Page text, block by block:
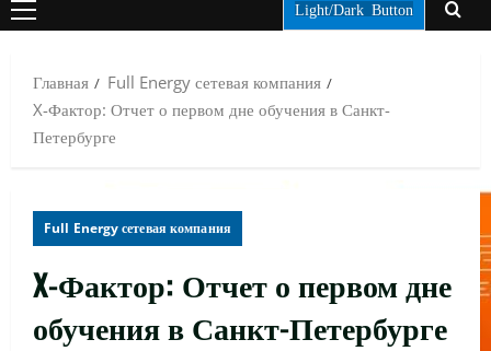
ОСНОВНОЕ
Light/Dark Button
Главная
Full Energy сетевая компания
X-Фактор: Отчет о первом дне обучения в Санкт-
Петербурге
Full Energy сетевая компания
X-Фактор: Отчет о первом дне
обучения в Санкт-Петербурге